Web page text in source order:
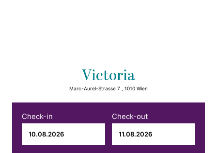
Victoria
Marc-Aurel-Strasse 7 , 1010 Wien
Check-in Check-out